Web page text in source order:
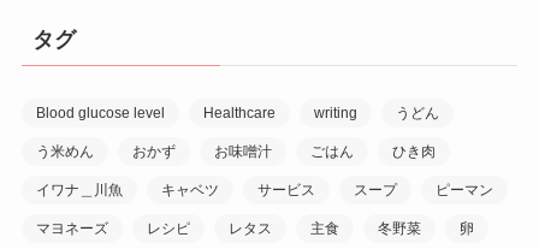
タグ
Blood glucose level Healthcare writing うどん
う米めん おかず お味噌汁 ごはん ひき肉
イワナ＿川魚 キャベツ サービス スープ ピーマン
マヨネーズ レシピ レタス 主食 冬野菜 卵